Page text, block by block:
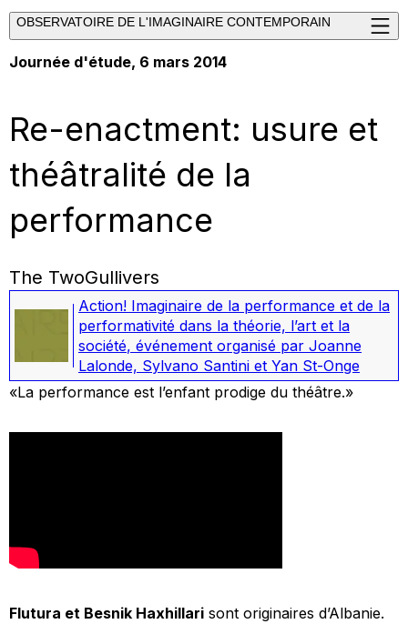
OBSERVATOIRE DE L'IMAGINAIRE CONTEMPORAIN
Journée d'étude, 6 mars 2014
Re-enactment: usure et
théâtralité de la
performance
The TwoGullivers
Action! Imaginaire de la performance et de la
performativité dans la théorie, l’art et la
société, événement organisé par Joanne
Lalonde, Sylvano Santini et Yan St-Onge
«La performance est l’enfant prodige du théâtre.»
Flutura et Besnik Haxhillari sont originaires d’Albanie.